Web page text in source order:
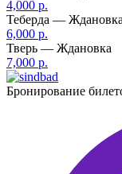
4,000 р.
Теберда — Ждановка
6,000 р.
Тверь — Ждановка
7,000 р.
Бронирование